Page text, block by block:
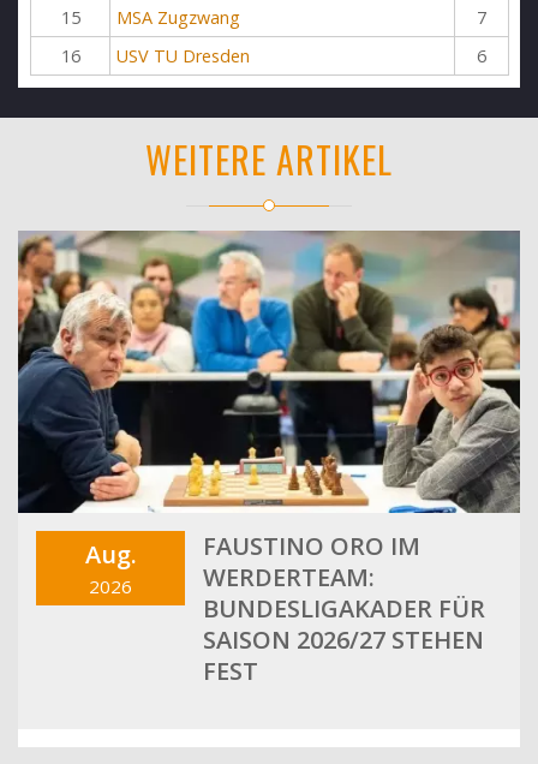
15
MSA Zugzwang
7
16
USV TU Dresden 6
WEITERE ARTIKEL
Aug.
2026
FAUSTINO ORO IM
WERDERTEAM:
BUNDESLIGAKADER FÜR
SAISON 2026/27 STEHEN
FEST